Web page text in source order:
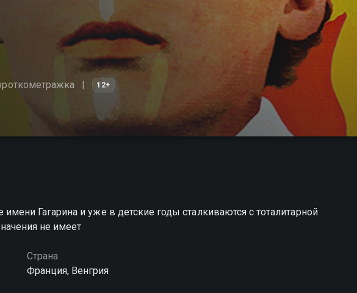
12+
Гагарина и уже в детские годы сталкиваются с тоталитарной
не имеет
Страна
Франция, Венгрия